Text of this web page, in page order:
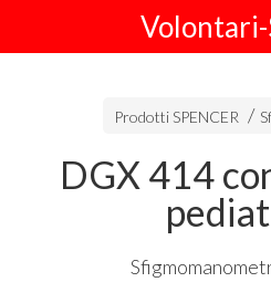
Prodotti SPENCER
DGX 414